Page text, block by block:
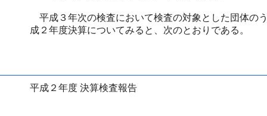
平成３年次の検査において検査の対象とした団体の
成２年度決算についてみると、次のとおりである。
平成２年度 決算検査報告